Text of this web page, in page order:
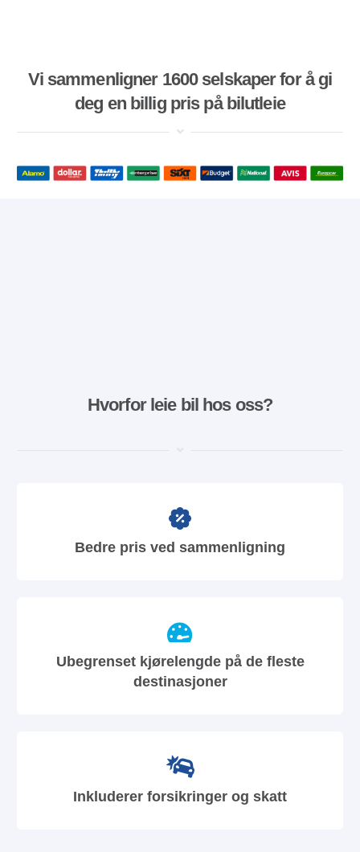
Vi sammenligner 1600 selskaper for å gi
deg en billig pris på bilutleie
Hvorfor leie bil hos oss?
Bedre pris ved sammenligning
Ubegrenset kjørelengde på de fleste
destinasjoner
Inkluderer forsikringer og skatt